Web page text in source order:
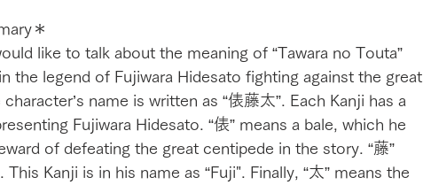
＊
like to talk about the meaning of “Tawara no Touta”
the legend of Fujiwara Hidesato fighting against the great
name is written as “俵藤太”. Each Kanji has a
Fujiwara Hidesato. “俵” means a bale, which he
of defeating the great centipede in the story. “藤”
This Kanji is in his name as “Fuji". Finally, “太” means the